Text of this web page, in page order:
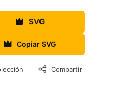
SVG
Copiar SVG
Compartir